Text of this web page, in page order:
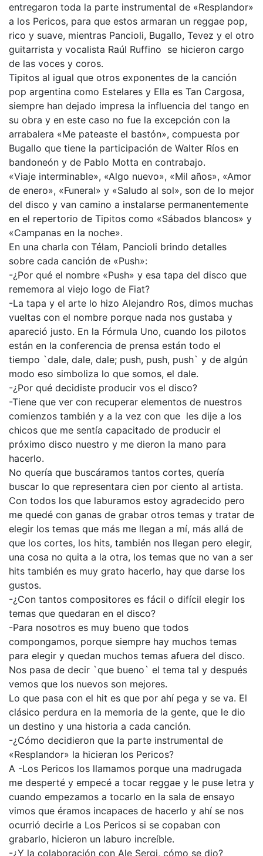
entregaron toda la parte instrumental de «Resplandor»
a los Pericos, para que estos armaran un reggae pop,
rico y suave, mientras Pancioli, Bugallo, Tevez y el otro
guitarrista y vocalista Raúl Ruffino se hicieron cargo
de las voces y coros.
Tipitos al igual que otros exponentes de la canción
pop argentina como Estelares y Ella es Tan Cargosa,
siempre han dejado impresa la influencia del tango en
su obra y en este caso no fue la excepción con la
arrabalera «Me pateaste el bastón», compuesta por
Bugallo que tiene la participación de Walter Ríos en
bandoneón y de Pablo Motta en contrabajo.
«Viaje interminable», «Algo nuevo», «Mil años», «Amor
de enero», «Funeral» y «Saludo al sol», son de lo mejor
del disco y van camino a instalarse permanentemente
en el repertorio de Tipitos como «Sábados blancos» y
«Campanas en la noche».
En una charla con Télam, Pancioli brindo detalles
sobre cada canción de «Push»:
-¿Por qué el nombre «Push» y esa tapa del disco que
rememora al viejo logo de Fiat?
-La tapa y el arte lo hizo Alejandro Ros, dimos muchas
vueltas con el nombre porque nada nos gustaba y
apareció justo. En la Fórmula Uno, cuando los pilotos
están en la conferencia de prensa están todo el
tiempo `dale, dale, dale; push, push, push` y de algún
modo eso simboliza lo que somos, el dale.
-¿Por qué decidiste producir vos el disco?
-Tiene que ver con recuperar elementos de nuestros
comienzos también y a la vez con que les dije a los
chicos que me sentía capacitado de producir el
próximo disco nuestro y me dieron la mano para
hacerlo.
No quería que buscáramos tantos cortes, quería
buscar lo que representara cien por ciento al artista.
Con todos los que laburamos estoy agradecido pero
me quedé con ganas de grabar otros temas y tratar de
elegir los temas que más me llegan a mí, más allá de
que los cortes, los hits, también nos llegan pero elegir,
una cosa no quita a la otra, los temas que no van a ser
hits también es muy grato hacerlo, hay que darse los
gustos.
-¿Con tantos compositores es fácil o difícil elegir los
temas que quedaran en el disco?
-Para nosotros es muy bueno que todos
compongamos, porque siempre hay muchos temas
para elegir y quedan muchos temas afuera del disco.
Nos pasa de decir `que bueno` el tema tal y después
vemos que los nuevos son mejores.
Lo que pasa con el hit es que por ahí pega y se va. El
clásico perdura en la memoria de la gente, que le dio
un destino y una historia a cada canción.
-¿Cómo decidieron que la parte instrumental de
«Resplandor» la hicieran los Pericos?
A -Los Pericos los llamamos porque una madrugada
me desperté y empecé a tocar reggae y le puse letra y
cuando empezamos a tocarlo en la sala de ensayo
vimos que éramos incapaces de hacerlo y ahí se nos
ocurrió decirle a Los Pericos si se copaban con
grabarlo, hicieron un laburo increíble.
-¿Y la colaboración con Ale Sergi, cómo se dio?